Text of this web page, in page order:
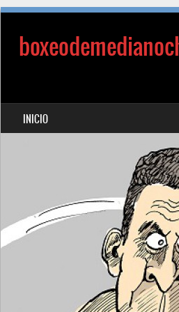
MENÚ
SALTAR AL CONTENIDO
INICIO